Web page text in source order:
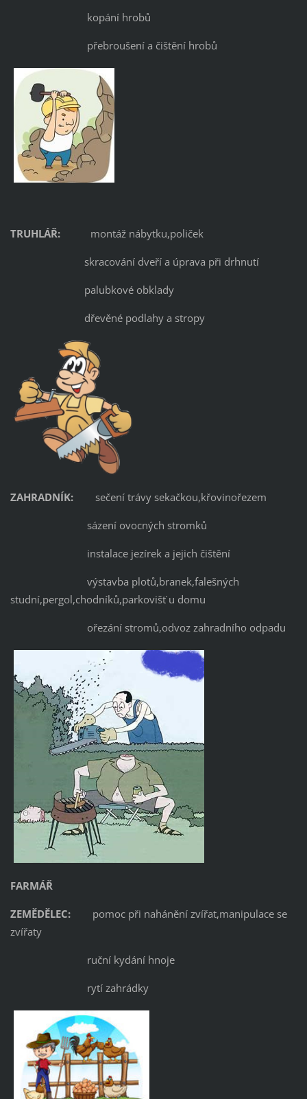
kopání hrobů
přebroušení a čištění hrobů
TRUHLÁŘ:montáž nábytku,poliček
skracování dveří a úprava při drhnutí
palubkové obklady
dřevěné podlahy a stropy
ZAHRADNÍK:sečení trávy sekačkou,křovinořezem
sázení ovocných stromků
instalace jezírek a jejich čištění
výstavba plotů,branek,falešných
studní,pergol,chodníků,parkovišť u domu
ořezání stromů,odvoz zahradního odpadu
FARMÁŘ
ZEMĚDĚLEC:pomoc při nahánění zvířat,manipulace se
zvířaty
ruční kydání hnoje
rytí zahrádky